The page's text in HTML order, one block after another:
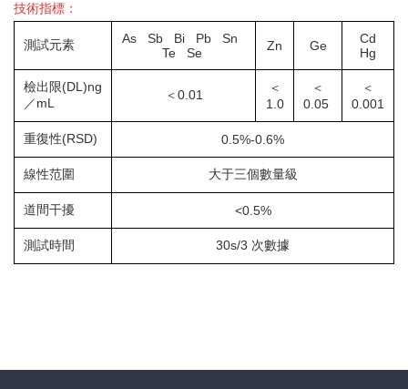
技術指標：
測試元素
As Sb Bi Pb Sn
Te Se
Zn Ge
Cd
Hg
檢出限(DL)ng
／mL
＜0.01
＜
1.0
＜
0.05
＜
0.001
重復性(RSD) 0.5%-0.6%
線性范圍 大于三個數量級
道間干擾 <0.5%
測試時間 30s/3 次數據